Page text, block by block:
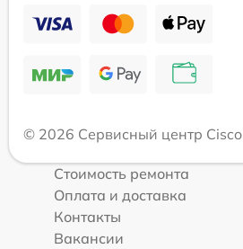
© 2026 Сервисный центр Cisco
Стоимость ремонта
Оплата и доставка
Контакты
Вакансии